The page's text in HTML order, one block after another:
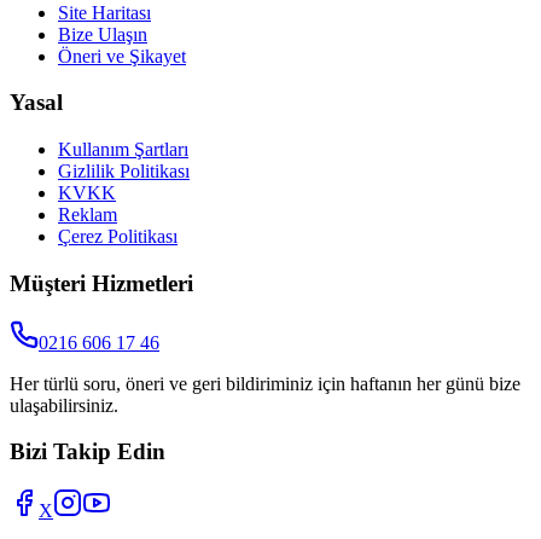
Site Haritası
Bize Ulaşın
Öneri ve Şikayet
Yasal
Kullanım Şartları
Gizlilik Politikası
KVKK
Reklam
Çerez Politikası
Müşteri Hizmetleri
0216 606 17 46
Her türlü soru, öneri ve geri bildiriminiz için haftanın her günü bize
ulaşabilirsiniz.
Bizi Takip Edin
X